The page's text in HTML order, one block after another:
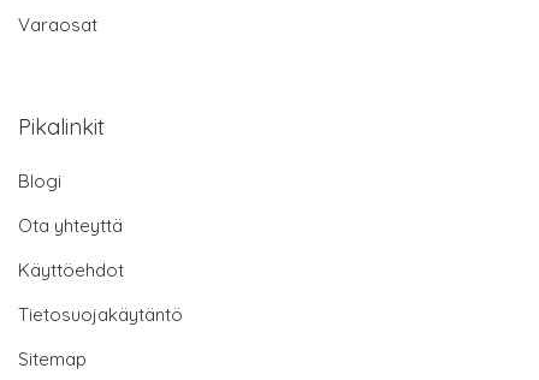
Varaosat
Pikalinkit
Blogi
Ota yhteyttä
Käyttöehdot
Tietosuojakäytäntö
Sitemap